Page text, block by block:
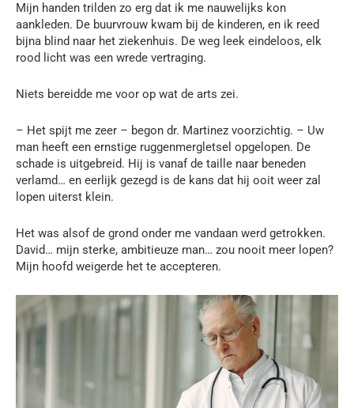
Mijn handen trilden zo erg dat ik me nauwelijks kon
aankleden. De buurvrouw kwam bij de kinderen, en ik reed
bijna blind naar het ziekenhuis. De weg leek eindeloos, elk
rood licht was een wrede vertraging.
Niets bereidde me voor op wat de arts zei.
– Het spijt me zeer – begon dr. Martinez voorzichtig. – Uw
man heeft een ernstige ruggenmergletsel opgelopen. De
schade is uitgebreid. Hij is vanaf de taille naar beneden
verlamd… en eerlijk gezegd is de kans dat hij ooit weer zal
lopen uiterst klein.
Het was alsof de grond onder me vandaan werd getrokken.
David… mijn sterke, ambitieuze man… zou nooit meer lopen?
Mijn hoofd weigerde het te accepteren.